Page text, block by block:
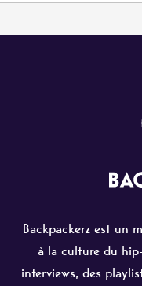
Backpackerz est un
à la culture du
interviews, des